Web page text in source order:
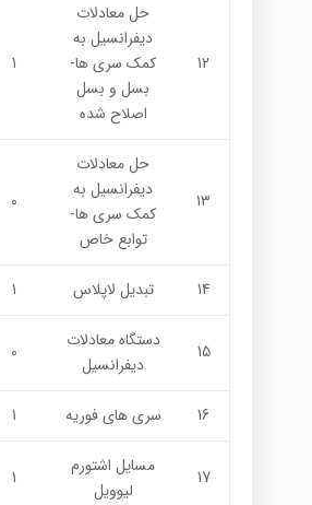
12
حل معادلات
ديفرانسيل به
كمك سري ها-
بسل و بسل
اصلاح شده
1
13
حل معادلات
ديفرانسيل به
كمك سري ها-
توابع خاص
0
14 تبديل لاپلاس 1
15
دستگاه معادلات
ديفرانسيل
0
16 سري هاي فوريه 1
17
مسايل اشتورم
ليوويل
1